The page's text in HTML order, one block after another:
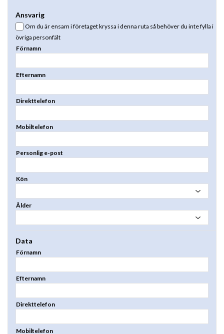
Ansvarig
Om du är ensam i företaget kryssa i denna ruta så behöver du inte fylla i
övriga personfält
Förnamn
Efternamn
Direkttelefon
Mobiltelefon
Personlig e-post
Kön
Ålder
Data
Förnamn
Efternamn
Direkttelefon
Mobiltelefon